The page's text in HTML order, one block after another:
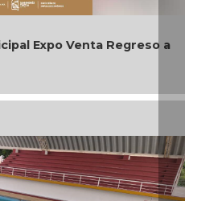
Regreso a
Aplicará